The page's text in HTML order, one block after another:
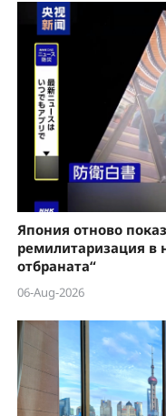
Япония отново
ремилитаризация в
отбраната“
06-Aug-2026